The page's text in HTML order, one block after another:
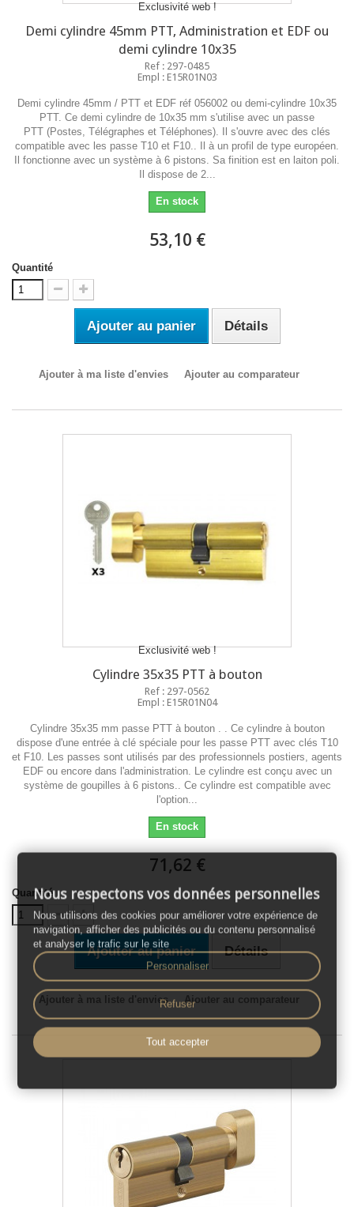
Exclusivité web !
Demi cylindre 45mm PTT, Administration et EDF ou
demi cylindre 10x35
Ref : 297-0485
Empl : E15R01N03
Demi cylindre 45mm / PTT et EDF réf 056002 ou demi-cylindre 10x35
PTT. Ce demi cylindre de 10x35 mm s'utilise avec un passe
PTT (Postes, Télégraphes et Téléphones). Il s'ouvre avec des clés
compatible avec les passe T10 et F10.. Il à un profil de type européen.
Il fonctionne avec un système à 6 pistons. Sa finition est en laiton poli.
Il dispose de 2...
En stock
53,10 €
Quantité
Ajouter au panier Détails
Ajouter à ma liste d'envies Ajouter au comparateur
Exclusivité web !
Cylindre 35x35 PTT à bouton
Ref : 297-0562
Empl : E15R01N04
Cylindre 35x35 mm passe PTT à bouton . . Ce cylindre à bouton
dispose d'une entrée à clé spéciale pour les passe PTT avec clés T10
et F10. Les passes sont utilisés par des professionnels postiers, agents
EDF ou encore dans l'administration. Le cylindre est conçu avec un
système de goupilles à 6 pistons.. Ce cylindre est compatible avec
l'option...
En stock
71,62 €
Quantité
Ajouter au panier Détails
Ajouter à ma liste d'envies Ajouter au comparateur
Nous respectons vos données personnelles
Nous utilisons des cookies pour améliorer votre expérience de
navigation, afficher des publicités ou du contenu personnalisé
et analyser le trafic sur le site
Personnaliser
Refuser
Tout accepter